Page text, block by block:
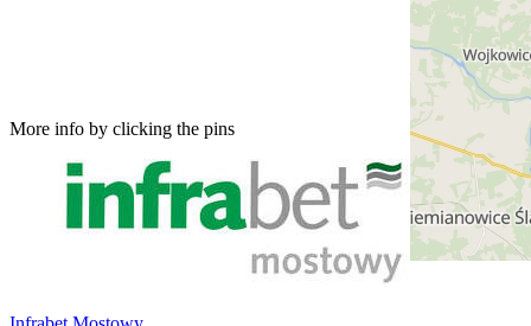
More info by clicking the pins